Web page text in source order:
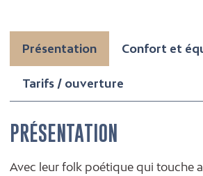
Présentation Confort et
Tarifs / ouverture
PRÉSENTATION
Avec leur folk poétique qui touche